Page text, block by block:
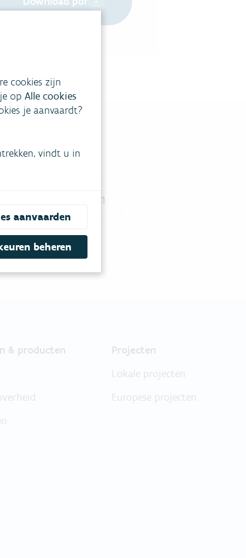
ons contactformulier in.
& producten
Projecten
Lokale projecten
Europese projecten
cookies zijn
op Alle cookies
je aanvaardt?
vindt u in
aanvaarden
beheren